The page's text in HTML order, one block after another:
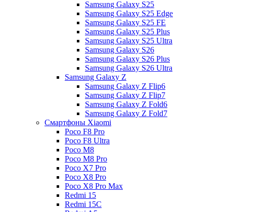
Samsung Galaxy S25
Samsung Galaxy S25 Edge
Samsung Galaxy S25 FE
Samsung Galaxy S25 Plus
Samsung Galaxy S25 Ultra
Samsung Galaxy S26
Samsung Galaxy S26 Plus
Samsung Galaxy S26 Ultra
Samsung Galaxy Z
Samsung Galaxy Z Flip6
Samsung Galaxy Z Flip7
Samsung Galaxy Z Fold6
Samsung Galaxy Z Fold7
Смартфоны Xiaomi
Poco F8 Pro
Poco F8 Ultra
Poco M8
Poco M8 Pro
Poco X7 Pro
Poco X8 Pro
Poco X8 Pro Max
Redmi 15
Redmi 15C